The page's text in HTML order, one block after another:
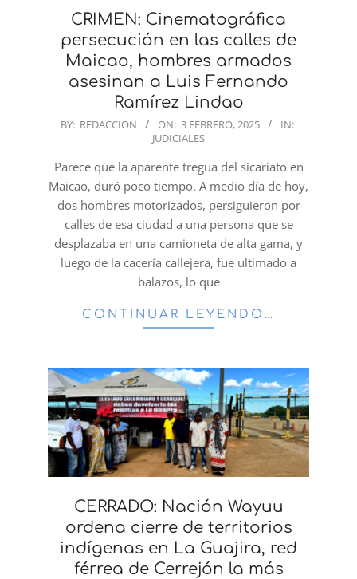
CRIMEN: Cinematográfica
persecución en las calles de
Maicao, hombres armados
asesinan a Luis Fernando
Ramírez Lindao
2025-
03
BY: REDACCION ON: 3 FEBRERO, 2025
IN:
JUDICIALES
Parece que la aparente tregua del sicariato en
Maicao, duró poco tiempo. A medio día de hoy,
dos hombres motorizados, persiguieron por
calles de esa ciudad a una persona que se
desplazaba en una camioneta de alta gama, y
luego de la cacería callejera, fue ultimado a
balazos, lo que
CONTINUAR LEYENDO…
CERRADO: Nación Wayuu
ordena cierre de territorios
indígenas en La Guajira, red
férrea de Cerrejón la más